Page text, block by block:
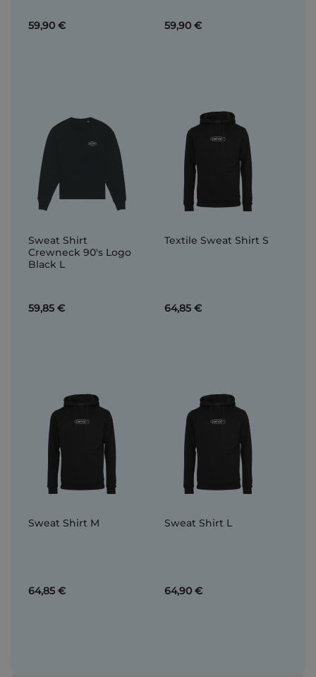
59,90 € 59,90 €
Sweat Shirt
Crewneck 90's Logo
Black L
59,85 €
Textile Sweat Shirt S
64,85 €
Sweat Shirt M
64,85 €
Sweat Shirt L
64,90 €